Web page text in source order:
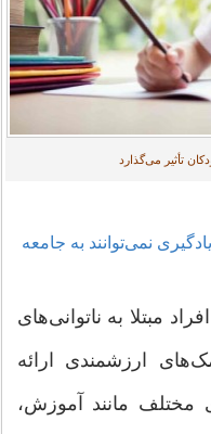
تأثیر می‌گذارد
یادگیری نمی‌توانند به جامعه
مبتلا به ناتوانی‌های
ارزشمندی ارائه
مختلف مانند آموزش،